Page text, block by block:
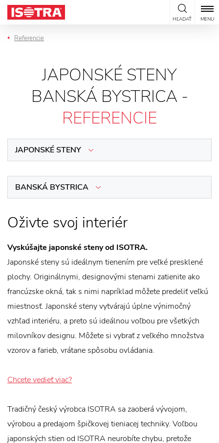
Preskočiť na obsah
HĽADAŤ MENU
Referencie
JAPONSKÉ STENY
BANSKÁ BYSTRICA -
REFERENCIE
JAPONSKÉ STENY
BANSKÁ BYSTRICA
Oživte svoj interiér
Vyskúšajte japonské steny od ISOTRA.
Japonské steny sú ideálnym tienením pre veľké presklené
plochy. Originálnymi, designovými stenami zatienite ako
francúzske okná, tak s nimi napríklad môžete predeliť veľkú
miestnosť. Japonské steny vytvárajú úplne výnimočný
vzhľad interiéru, a preto sú ideálnou voľbou pre všetkých
milovníkov designu. Môžete si vybrať z veľkého množstva
vzorov a farieb, vrátane spôsobu ovládania.
Chcete vedieť viac?
Tradičný český výrobca ISOTRA sa zaoberá vývojom,
výrobou a predajom špičkovej tieniacej techniky. Voľbou
japonských stien od ISOTRA neurobíte chybu, pretože